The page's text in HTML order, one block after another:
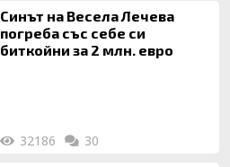
Синът на Весела Лечева
погреба със себе си
биткойни за 2 млн. евро
32186 30